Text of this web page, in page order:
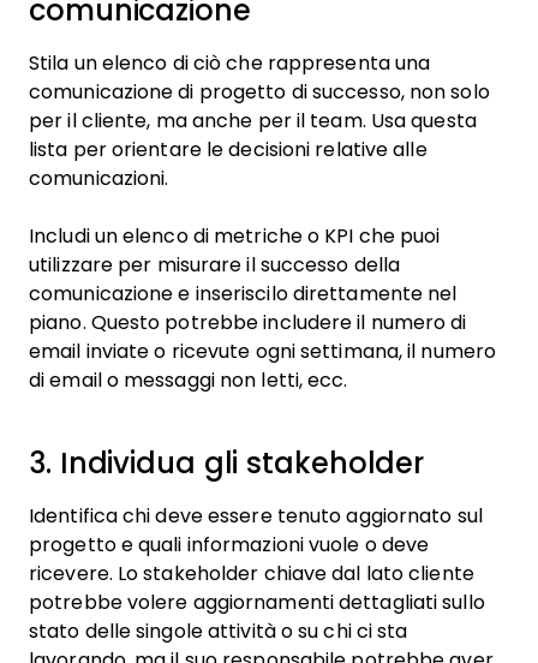
comunicazione
Stila un elenco di ciò che rappresenta una
comunicazione di progetto di successo, non solo
per il cliente, ma anche per il team. Usa questa
lista per orientare le decisioni relative alle
comunicazioni.
Includi un elenco di metriche o KPI che puoi
utilizzare per misurare il successo della
comunicazione e inseriscilo direttamente nel
piano. Questo potrebbe includere il numero di
email inviate o ricevute ogni settimana, il numero
di email o messaggi non letti, ecc.
3. Individua gli stakeholder
Identifica chi deve essere tenuto aggiornato sul
progetto e quali informazioni vuole o deve
ricevere. Lo stakeholder chiave dal lato cliente
potrebbe volere aggiornamenti dettagliati sullo
stato delle singole attività o su chi ci sta